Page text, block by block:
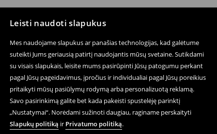
Leisti naudoti slapukus
Mes naudojame slapukus ar panašias technologijas, kad galėtume
suteikti Jums geriausią patirtį naudojantis mūsų svetaine. Sutikdami
su visais slapukais, leisite mums pasirūpinti Jūsų patogumu perkant
pagal Jūsų pageidavimus, įpročius ir individualiai pagal Jūsų poreikius
pritaikyti mūsų pasiūlymų rodymą arba personalizuotą reklamą.
Savo pasirinkimą galite bet kada pakeisti spustelėję parinktį
„Nustatymai“. Norėdami sužinoti daugiau, raginame perskaityti
Slapukų politiką ir Privatumo politiką.